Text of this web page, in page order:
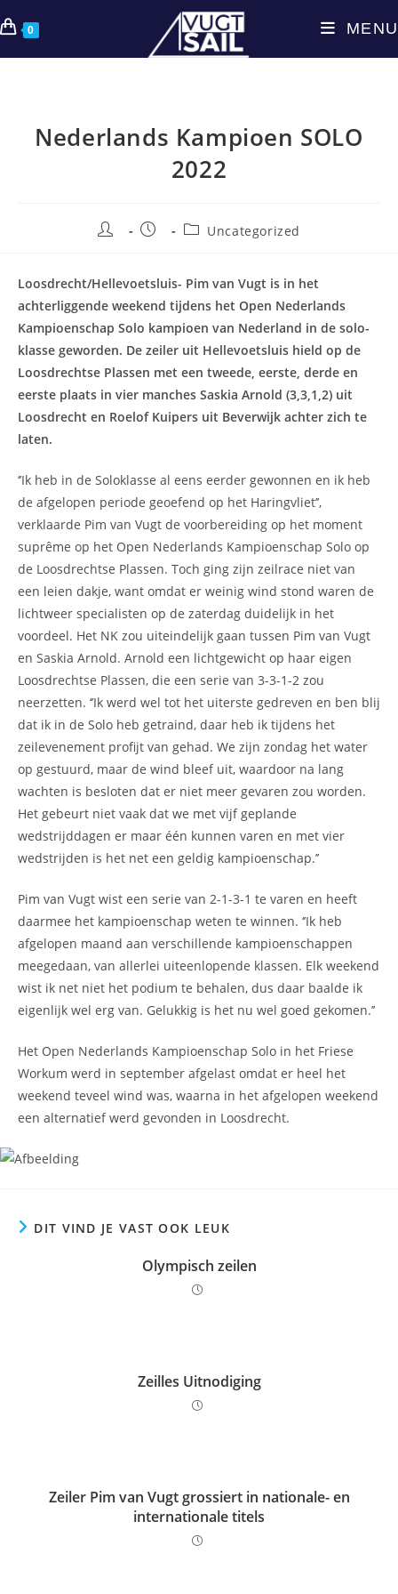
naar
inhoud
0 MENU
Nederlands Kampioen SOLO
2022
BerichtBerichtBerichtcategorie:
Uncategorized
Loosdrecht/Hellevoetsluis- Pim van Vugt is in het
achterliggende weekend tijdens het Open Nederlands
Kampioenschap Solo kampioen van Nederland in de solo-
klasse geworden. De zeiler uit Hellevoetsluis hield op de
Loosdrechtse Plassen met een tweede, eerste, derde en
eerste plaats in vier manches Saskia Arnold (3,3,1,2) uit
Loosdrecht en Roelof Kuipers uit Beverwijk achter zich te
laten.
‘’Ik heb in de Soloklasse al eens eerder gewonnen en ik heb
de afgelopen periode geoefend op het Haringvliet’’,
verklaarde Pim van Vugt de voorbereiding op het moment
suprême op het Open Nederlands Kampioenschap Solo op
de Loosdrechtse Plassen. Toch ging zijn zeilrace niet van
een leien dakje, want omdat er weinig wind stond waren de
lichtweer specialisten op de zaterdag duidelijk in het
voordeel. Het NK zou uiteindelijk gaan tussen Pim van Vugt
en Saskia Arnold. Arnold een lichtgewicht op haar eigen
Loosdrechtse Plassen, die een serie van 3-3-1-2 zou
neerzetten. ‘’Ik werd wel tot het uiterste gedreven en ben blij
dat ik in de Solo heb getraind, daar heb ik tijdens het
zeilevenement profijt van gehad. We zijn zondag het water
op gestuurd, maar de wind bleef uit, waardoor na lang
wachten is besloten dat er niet meer gevaren zou worden.
Het gebeurt niet vaak dat we met vijf geplande
wedstrijddagen er maar één kunnen varen en met vier
wedstrijden is het net een geldig kampioenschap.’’
Pim van Vugt wist een serie van 2-1-3-1 te varen en heeft
daarmee het kampioenschap weten te winnen. ‘’Ik heb
afgelopen maand aan verschillende kampioenschappen
meegedaan, van allerlei uiteenlopende klassen. Elk weekend
wist ik net niet het podium te behalen, dus daar baalde ik
eigenlijk wel erg van. Gelukkig is het nu wel goed gekomen.’’
Het Open Nederlands Kampioenschap Solo in het Friese
Workum werd in september afgelast omdat er heel het
weekend teveel wind was, waarna in het afgelopen weekend
een alternatief werd gevonden in Loosdrecht.
DIT VIND JE VAST OOK LEUK
Olympisch zeilen
Zeilles Uitnodiging
Zeiler Pim van Vugt grossiert in nationale- en
internationale titels